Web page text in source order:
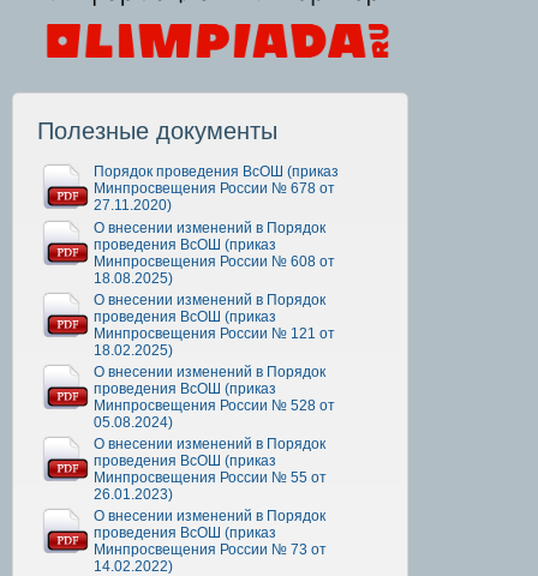
Полезные документы
Порядок проведения ВсОШ (приказ
Минпросвещения России № 678 от
27.11.2020)
О внесении изменений в Порядок
проведения ВсОШ (приказ
Минпросвещения России № 608 от
18.08.2025)
О внесении изменений в Порядок
проведения ВсОШ (приказ
Минпросвещения России № 121 от
18.02.2025)
О внесении изменений в Порядок
проведения ВсОШ (приказ
Минпросвещения России № 528 от
05.08.2024)
О внесении изменений в Порядок
проведения ВсОШ (приказ
Минпросвещения России № 55 от
26.01.2023)
О внесении изменений в Порядок
проведения ВсОШ (приказ
Минпросвещения России № 73 от
14.02.2022)